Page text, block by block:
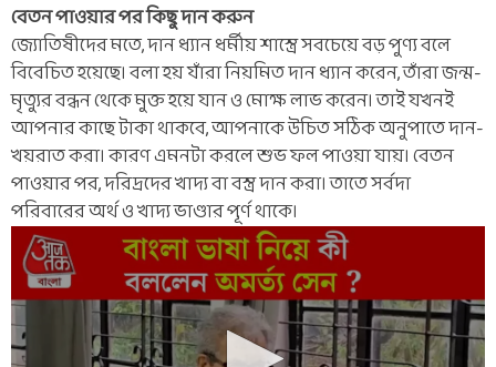
বেতন পাওয়ার পর কিছু দান করুন
জ্যোতিষীদের মতে, দান ধ্যান ধর্মীয় শাস্ত্রে সবচেয়ে বড় পুণ্য বলে
বিবেচিত হয়েছে। বলা হয় যাঁরা নিয়মিত দান ধ্যান করেন, তাঁরা জন্ম-
মৃত্যুর বন্ধন থেকে মুক্ত হয়ে যান ও মোক্ষ লাভ করেন। তাই যখনই
আপনার কাছে টাকা থাকবে, আপনাকে উচিত সঠিক অনুপাতে দান-
খয়রাত করা। কারণ এমনটা করলে শুভ ফল পাওয়া যায়। বেতন
পাওয়ার পর, দরিদ্রদের খাদ্য বা বস্ত্র দান করা। তাতে সর্বদা
পরিবারের অর্থ ও খাদ্য ভাণ্ডার পূর্ণ থাকে।